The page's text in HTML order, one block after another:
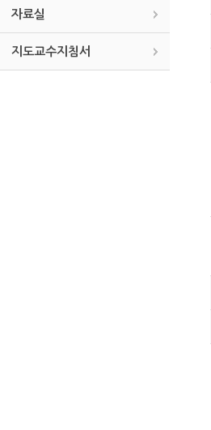
자료실
지도교수지침서